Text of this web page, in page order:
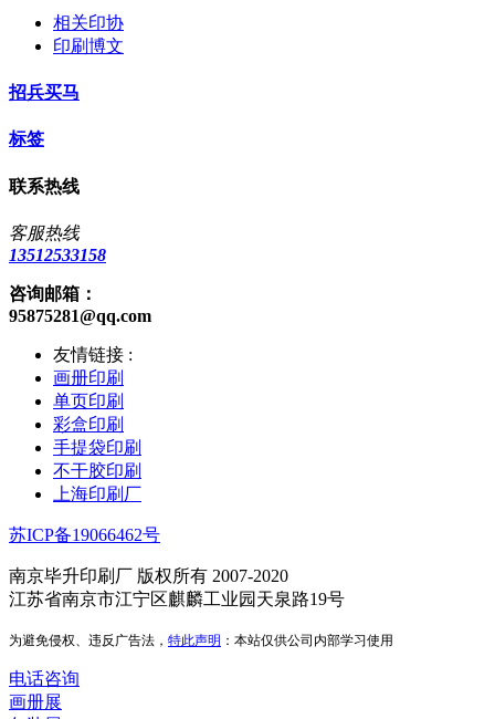
相关印协
印刷博文
招兵买马
标签
联系热线
客服热线
13512533158
咨询邮箱：
95875281@qq.com
友情链接 :
画册印刷
单页印刷
彩盒印刷
手提袋印刷
不干胶印刷
上海印刷厂
苏ICP备19066462号
南京毕升印刷厂 版权所有 2007-2020
江苏省南京市江宁区麒麟工业园天泉路19号
为避免侵权、违反广告法， 特此声明 ：本站仅供公司内部学习使用
电话咨询
画册展